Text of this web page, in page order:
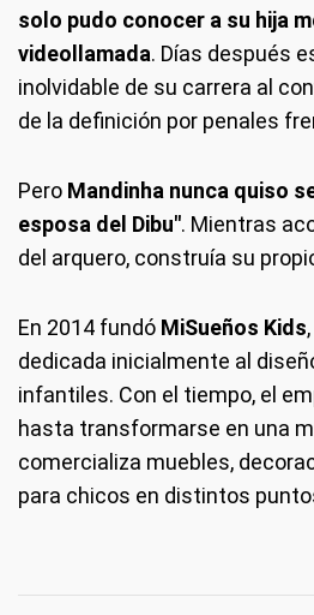
solo pudo conocer a su hija
videollamada. Días después
inolvidable de su carrera al
de la definición por penales
Pero Mandinha nunca quiso
esposa del Dibu". Mientras
del arquero, construía su
En 2014 fundó MiSueños Kids
dedicada inicialmente al
infantiles. Con el tiempo, el
hasta transformarse en una
comercializa muebles,
para chicos en distintos